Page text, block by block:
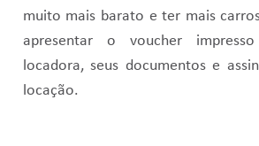
muito mais barato e ter mais
apresentar o voucher
locadora, seus documentos e
locação.